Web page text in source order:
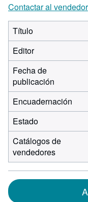
Contactar al vendedor
Título
Editor
Fecha de
publicación
Encuadernación
Estado
Catálogos de
vendedores